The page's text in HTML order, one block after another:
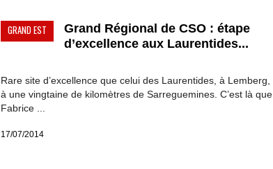
GRAND EST
Grand Régional de CSO : étape
d’excellence aux Laurentides...
Rare site d’excellence que celui des Laurentides, à Lemberg,
à une vingtaine de kilomètres de Sarreguemines. C’est là que
Fabrice ...
17/07/2014